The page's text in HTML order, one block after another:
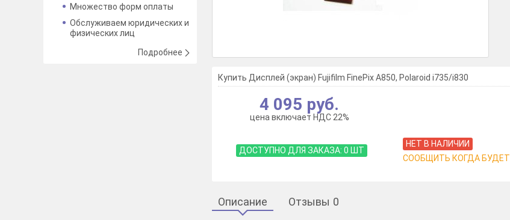
Множество форм оплаты
Обслуживаем юридических и
физических лиц
Подробнее
Купить Дисплей (экран) Fujifilm FinePix A850, Polaroid i735/i830
4 095 руб.
цена включает НДС 22%
ДОСТУПНО ДЛЯ ЗАКАЗА: 0 ШТ
НЕТ В НАЛИЧИИ
СООБЩИТЬ КОГДА БУДЕТ
Описание Отзывы 0